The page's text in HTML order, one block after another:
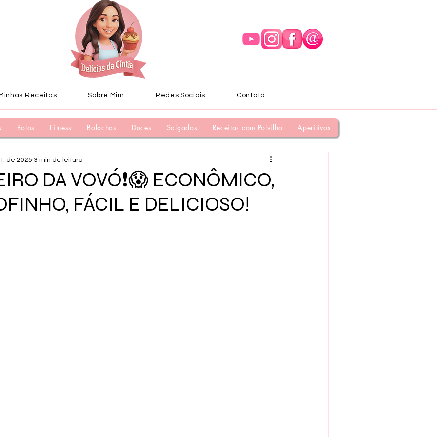
Minhas Receitas Sobre Mim Redes Sociais Contato
Bolos Fitness Bolachas Doces Salgados Receitas com Polvilho Aperitivos
DA VOVÓ❗😱 ECONÔMICO,
FÁCIL E DELICIOSO!
de 2025 3 min de leitura
5 estrelas.